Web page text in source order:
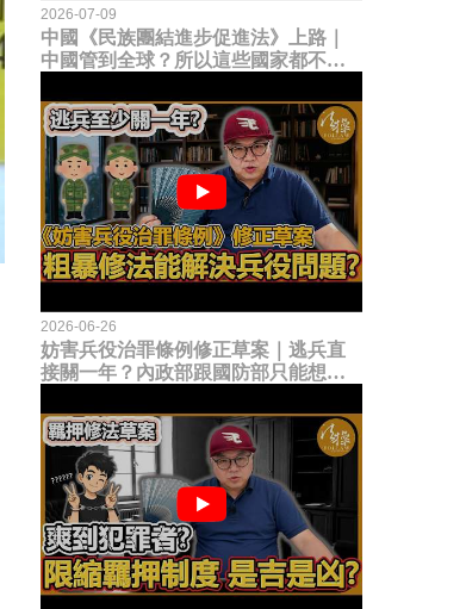
2026-07-09
中國《民族團結進步促進法》上路｜
中國管到全球？所以這些國家都不能
臉？
2026-06-26
妨害兵役治罪條例修正草案｜逃兵直
接關一年？內政部跟國防部只能想到
題？